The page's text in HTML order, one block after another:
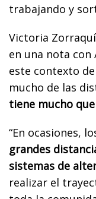
trabajando y
Victoria
en una nota con
este contexto
mucho de las
tiene mucho
“En ocasiones,
grandes
sistemas de
realizar el